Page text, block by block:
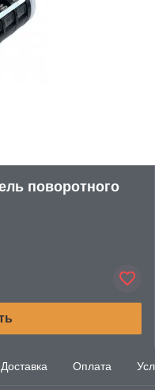
поворотного
Доставка Оплата